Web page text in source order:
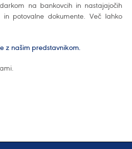
na bankovcih in nastajajočih
in potovalne dokumente. Več lahko
z našim predstavnikom.